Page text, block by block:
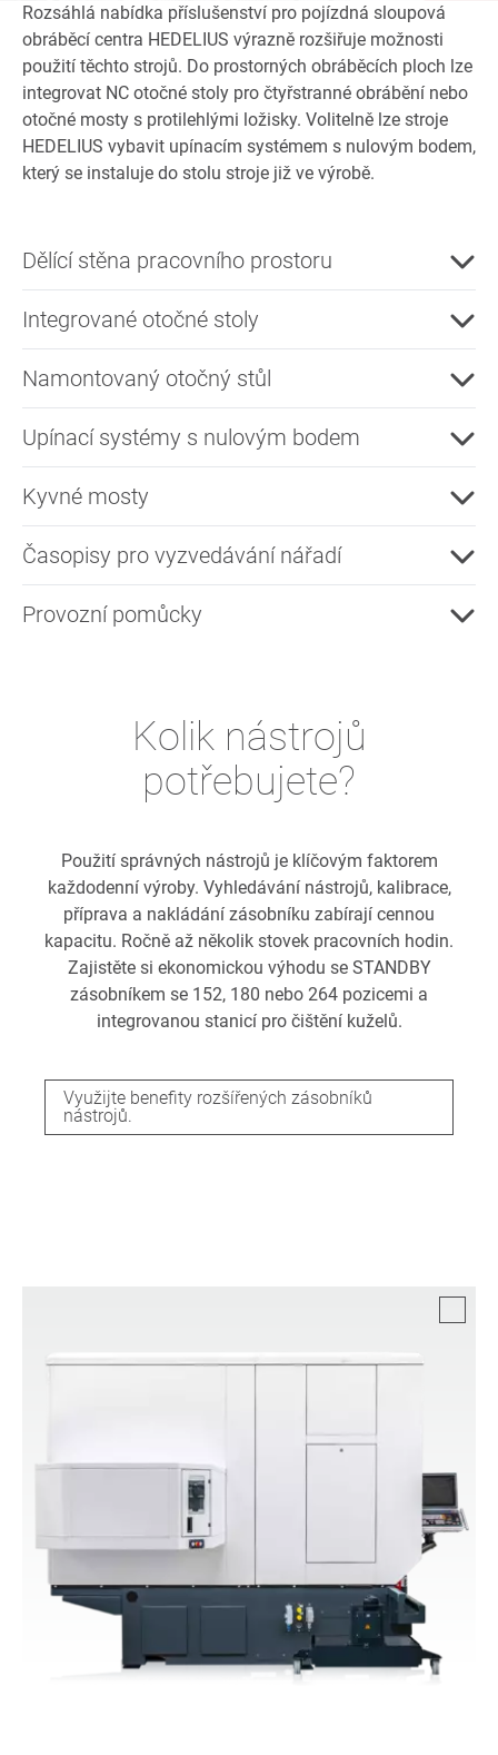
Rozsáhlá nabídka příslušenství pro pojízdná sloupová
obráběcí centra HEDELIUS výrazně rozšiřuje možnosti
použití těchto strojů. Do prostorných obráběcích ploch lze
integrovat NC otočné stoly pro čtyřstranné obrábění nebo
otočné mosty s protilehlými ložisky. Volitelně lze stroje
HEDELIUS vybavit upínacím systémem s nulovým bodem,
který se instaluje do stolu stroje již ve výrobě.
Dělící stěna pracovního prostoru
Integrované otočné stoly
Namontovaný otočný stůl
Upínací systémy s nulovým bodem
Kyvné mosty
Časopisy pro vyzvedávání nářadí
Provozní pomůcky
Kolik nástrojů
potřebujete?
Použití správných nástrojů je klíčovým faktorem
každodenní výroby. Vyhledávání nástrojů, kalibrace,
příprava a nakládání zásobníku zabírají cennou
kapacitu. Ročně až několik stovek pracovních hodin.
Zajistěte si ekonomickou výhodu se STANDBY
zásobníkem se 152, 180 nebo 264 pozicemi a
integrovanou stanicí pro čištění kuželů.
Využijte benefity rozšířených zásobníků
nástrojů.